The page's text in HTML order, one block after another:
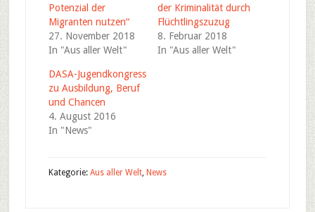
Potenzial der
Migranten nutzen“
27. November 2018
In "Aus aller Welt"
der Kriminalität durch
Flüchtlingszuzug
8. Februar 2018
In "Aus aller Welt"
DASA-Jugendkongress
zu Ausbildung, Beruf
und Chancen
4. August 2016
In "News"
Kategorie: Aus aller Welt, News